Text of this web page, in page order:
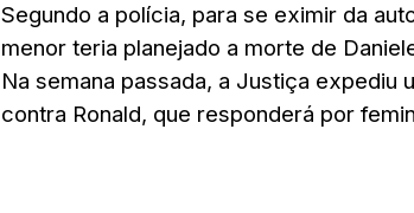
Segundo a polícia, para se eximir da
menor teria planejado a morte de
Na semana passada, a Justiça expediu
contra Ronald, que responderá por